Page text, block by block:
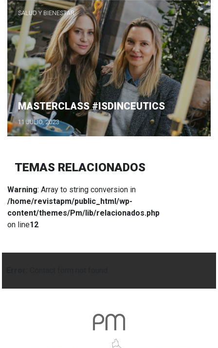
SALUD Y BIENESTAR
MASTERCLASS #ISDINCEUTICS
11 JULIO, 2023
TEMAS RELACIONADOS
Warning: Array to string conversion in
/home/revistapm/public_html/wp-
content/themes/Pm/lib/relacionados.php
on line12